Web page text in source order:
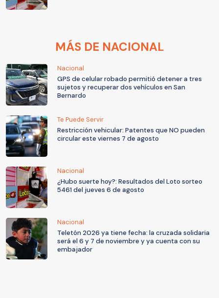
MÁS DE NACIONAL
Nacional
GPS de celular robado permitió detener a tres
sujetos y recuperar dos vehículos en San
Bernardo
Te Puede Servir
Restricción vehicular: Patentes que NO pueden
circular este viernes 7 de agosto
Nacional
¿Hubo suerte hoy?: Resultados del Loto sorteo
5461 del jueves 6 de agosto
Nacional
Teletón 2026 ya tiene fecha: la cruzada solidaria
será el 6 y 7 de noviembre y ya cuenta con su
embajador